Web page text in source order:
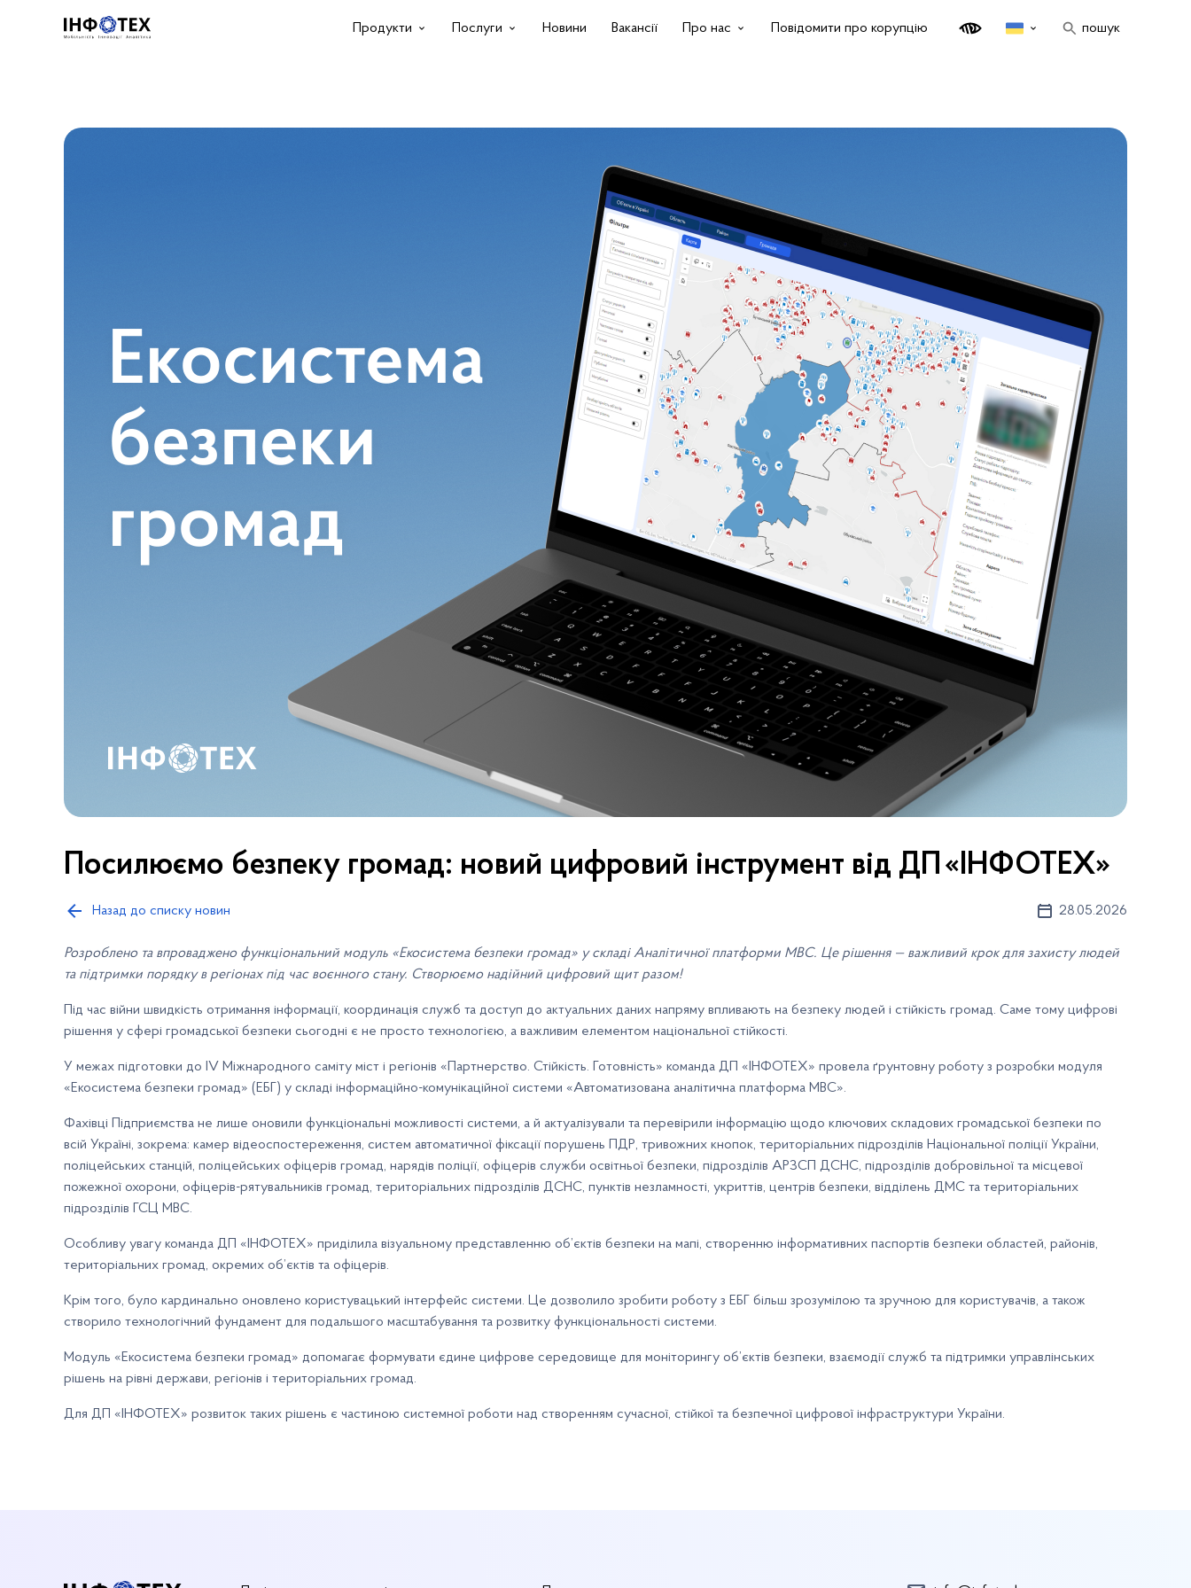
Продукти Послуги Новини Вакансії Про нас Повідомити про корупцію пошук
Посилюємо безпеку громад: новий цифровий інструмент від ДП «ІНФОТЕХ»
Назад до списку новин 28.05.2026
Розроблено та впроваджено функціональний модуль «Екосистема безпеки громад» у складі Аналітичної платформи МВС. Це рішення — важливий крок для захисту людей
та підтримки порядку в регіонах під час воєнного стану. Створюємо надійний цифровий щит разом!
Під час війни швидкість отримання інформації, координація служб та доступ до актуальних даних напряму впливають на безпеку людей і стійкість громад. Саме тому цифрові
рішення у сфері громадської безпеки сьогодні є не просто технологією, а важливим елементом національної стійкості.
У межах підготовки до IV Міжнародного саміту міст і регіонів «Партнерство. Стійкість. Готовність» команда ДП «ІНФОТЕХ» провела ґрунтовну роботу з розробки модуля
«Екосистема безпеки громад» (ЕБГ) у складі інформаційно-комунікаційної системи «Автоматизована аналітична платформа МВС».
Фахівці Підприємства не лише оновили функціональні можливості системи, а й актуалізували та перевірили інформацію щодо ключових складових громадської безпеки по
всій Україні, зокрема: камер відеоспостереження, систем автоматичної фіксації порушень ПДР, тривожних кнопок, територіальних підрозділів Національної поліції України,
поліцейських станцій, поліцейських офіцерів громад, нарядів поліції, офіцерів служби освітньої безпеки, підрозділів АРЗСП ДСНС, підрозділів добровільної та місцевої
пожежної охорони, офіцерів-рятувальників громад, територіальних підрозділів ДСНС, пунктів незламності, укриттів, центрів безпеки, відділень ДМС та територіальних
підрозділів ГСЦ МВС.
Особливу увагу команда ДП «ІНФОТЕХ» приділила візуальному представленню об’єктів безпеки на мапі, створенню інформативних паспортів безпеки областей, районів,
територіальних громад, окремих об’єктів та офіцерів.
Крім того, було кардинально оновлено користувацький інтерфейс системи. Це дозволило зробити роботу з ЕБГ більш зрозумілою та зручною для користувачів, а також
створило технологічний фундамент для подальшого масштабування та розвитку функціональності системи.
Модуль «Екосистема безпеки громад» допомагає формувати єдине цифрове середовище для моніторингу об’єктів безпеки, взаємодії служб та підтримки управлінських
рішень на рівні держави, регіонів і територіальних громад.
Для ДП «ІНФОТЕХ» розвиток таких рішень є частиною системної роботи над створенням сучасної, стійкої та безпечної цифрової інфраструктури України.